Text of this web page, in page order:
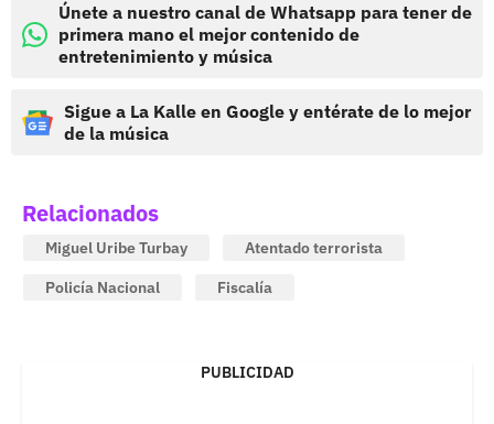
Únete a nuestro canal de Whatsapp para tener de
primera mano el mejor contenido de
entretenimiento y música
Sigue a La Kalle en Google y entérate de lo mejor
de la música
Relacionados
Miguel Uribe Turbay
Atentado terrorista
Policía Nacional
Fiscalía
PUBLICIDAD